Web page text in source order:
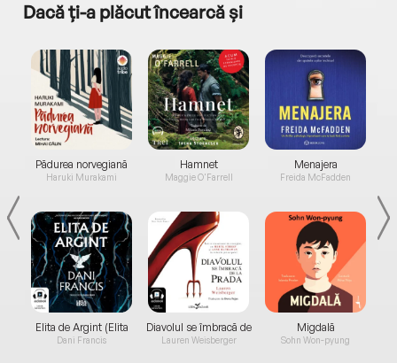
Dacă ți-a plăcut încearcă și
Pădurea norvegiană
Haruki Murakami
Elita de Argint (Elita
de...
Dani Francis
Hamnet
Maggie O'Farrell
Diavolul se îmbracă de
la...
Lauren Weisberger
Menajera
Freida McFadden
Migdală
Sohn Won-pyung